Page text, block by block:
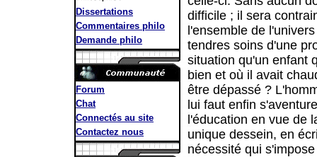
Dissertations
Commentaires philo
Demande philo
Forum
Chat
Connectés au site
Contactez nous
difficile ; il sera
l'ensemble de
tendres soins d'une
situation qu'un enfant
bien et où il avait
être dépassé ?
lui faut enfin
l'éducation en vue de
unique dessein, en
nécessité qui